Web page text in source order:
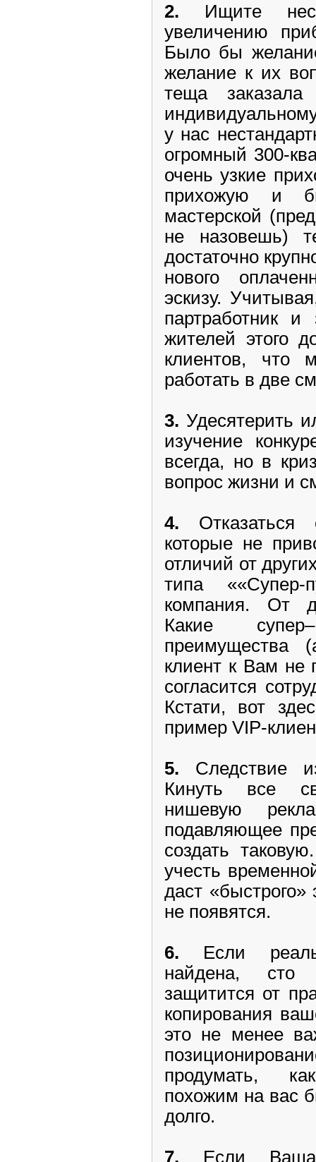
2. Ищите
увеличению
Было бы
желание к их
теща
у нас
огромный 300-
очень узкие
прихожую и
мастерской
не назовешь)
достаточно
нового
эскизу.
партработник и
жителей этого
клиентов, что
работать в две
3. Удесятерить
изучение
всегда, но в
вопрос жизни и
4.
которые не
отличий от
типа ««Супер-
компания. От
Какие
преимущества
клиент к Вам не
согласится
Кстати, вот
пример VIP-
5. Следствие
Кинуть все
нишевую
подавляющее
создать
учесть
даст
не появятся.
6. Если
найдена, сто
защитится от
копирования
это не менее
продумать,
похожим на вас
долго.
7. Если Ваша